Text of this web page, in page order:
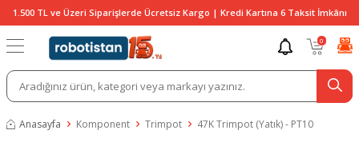
1.500 TL ve Üzeri Siparişlerde Ücretsiz Kargo | Kredi Kartına 6 Taksit İmkânı
0
Anasayfa Komponent Trimpot 47K Trimpot (Yatık) - PT10